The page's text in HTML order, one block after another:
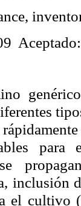
para
inclusión
el cultivo